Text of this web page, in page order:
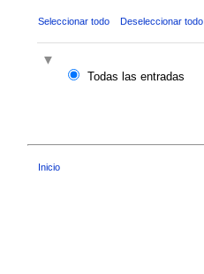
Seleccionar todo Deseleccionar todo
Todas las entradas
Inicio